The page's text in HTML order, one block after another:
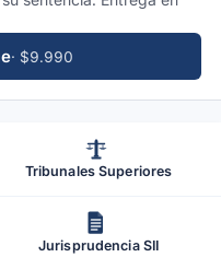
· $9.990
Tribunales Superiores
Jurisprudencia SII